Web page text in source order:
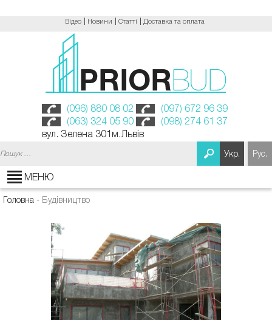
Відео Новини Статті Доставка та оплата
(096) 880 08 02
(097) 672 96 39
(063) 324 05 90
(098) 274 61 37
вул. Зелена 301м.Львів
Укр. Рус.
МЕНЮ
Головна - Будівництво